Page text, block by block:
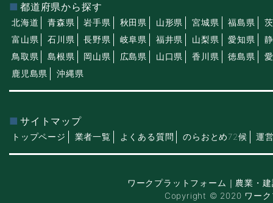
都道府県から探す
北海道 青森県 岩手県 秋田県 山形県 宮城県 福島県
富山県
石川県 長野県 岐阜県 福井県 山梨県 愛知県
鳥取県
島根県 岡山県 広島県 山口県 香川県 徳島県
鹿児島県
沖縄県
サイトマップ
トップページ 業者一覧 よくある質問 のらおとめ72候 運
ワークプラットフォーム｜農業・
Copyright © 2020 ワーク